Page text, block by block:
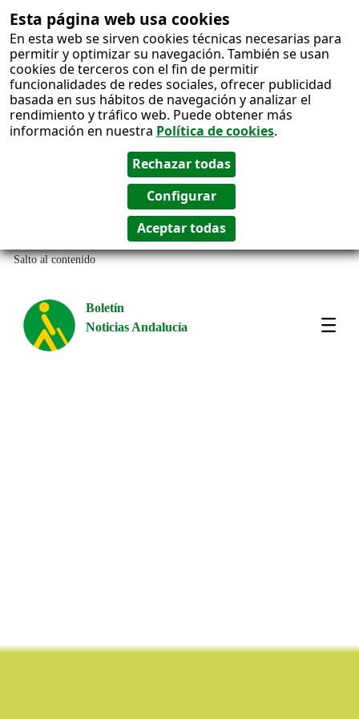
Esta página web usa cookies
En esta web se sirven cookies técnicas necesarias para
permitir y optimizar su navegación. También se usan
cookies de terceros con el fin de permitir
funcionalidades de redes sociales, ofrecer publicidad
basada en sus hábitos de navegación y analizar el
rendimiento y tráfico web. Puede obtener más
información en nuestra Política de cookies.
Salto al contenido
Boletín
Noticias Andalucía